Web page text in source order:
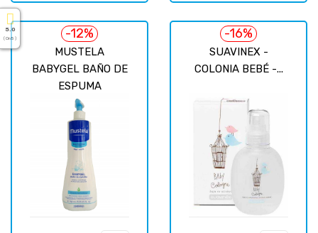
MUSTELA
BABYGEL BAÑO DE
ESPUMA
-12%
SUAVINEX -
COLONIA BEBÉ -...
-16%
5.0
( On 5 )